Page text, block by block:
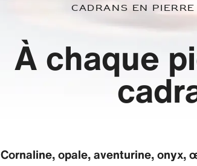
CADRANS EN
À chaque
Cornaline, opale, aventurine, onyx,